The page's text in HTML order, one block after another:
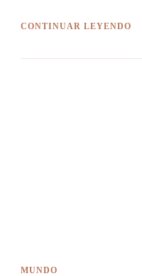
CONTINUAR LEYENDO
MUNDO